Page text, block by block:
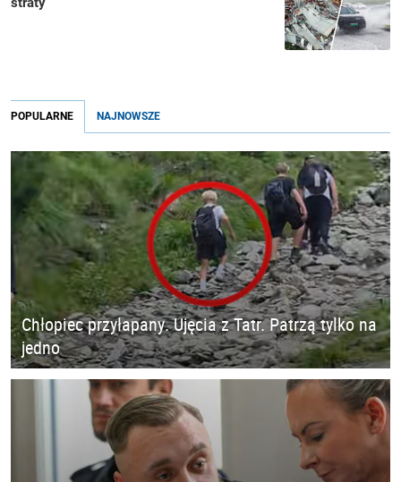
POPULARNE NAJNOWSZE
Chłopiec przyłapany. Ujęcia z Tatr. Patrzą tylko na
jedno